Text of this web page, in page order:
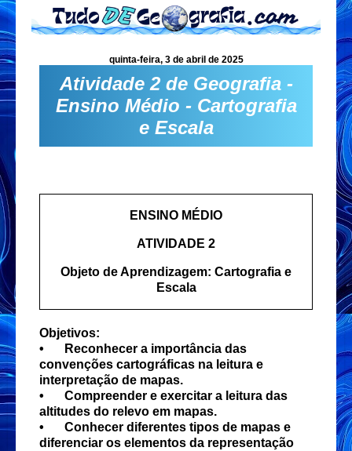
quinta-feira, 3 de abril de 2025
Atividade 2 de Geografia -
Ensino Médio - Cartografia
e Escala
ENSINO MÉDIO
ATIVIDADE 2
Objeto de Aprendizagem: Cartografia e
Escala
Objetivos:
•
Reconhecer a importância das
convenções cartográficas na leitura e
interpretação de mapas.
•
Compreender e exercitar a leitura das
altitudes do relevo em mapas.
•
Conhecer diferentes tipos de mapas e
diferenciar os elementos da representação